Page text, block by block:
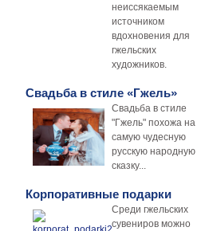
неиссякаемым
источником
вдохновения для
гжельских
художников.
Свадьба в стиле «Гжель»
Свадьба в стиле
"Гжель" похожа на
самую чудесную
русскую народную
сказку...
Корпоративные подарки
Среди гжельских
сувениров можно